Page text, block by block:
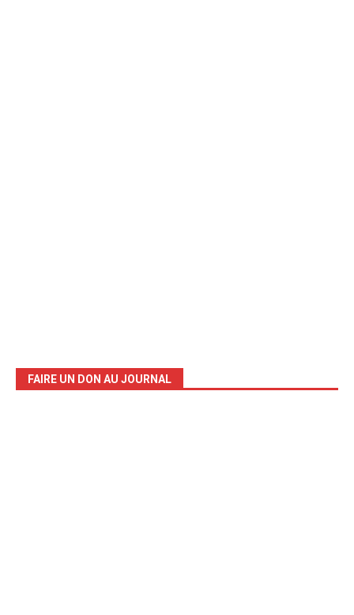
FAIRE UN DON AU JOURNAL